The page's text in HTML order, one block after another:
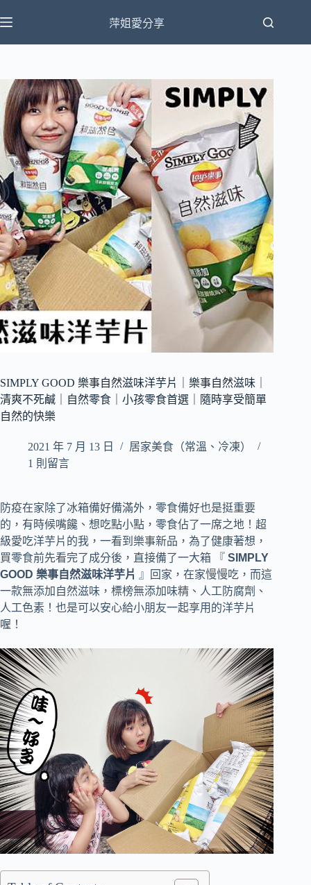
至
主
容
萍姐愛分享
SIMPLY GOOD 樂事自然滋味洋芋片｜樂事自然滋味｜
清爽不死鹹｜自然零食｜小孩零食首選｜隨時享受簡單
自然的快樂
2021 年 7 月 13 日
居家美食（常溫、冷凍）
1 則留言
防疫在家除了冰箱備好備滿外，零食備好也是挺重要
的，有時候嘴饞、想吃點小點，零食佔了一席之地！超
級愛吃洋芋片的我，一看到樂事新品，為了健康著想，
買零食前先看完了成分後，直接備了一大箱 『 SIMPLY
GOOD 樂事自然滋味洋芋片 』回家，在家慢慢吃，而這
一款無添加自然滋味，標榜無添加味精、人工防腐劑、
人工色素！也是可以安心給小朋友一起享用的洋芋片
喔！